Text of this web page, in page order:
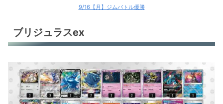
イルカマンex
ソウブレイズex
エースバーンex
ハピナスex
9/16【月】ジムバトル優勝
ブリジュラスex